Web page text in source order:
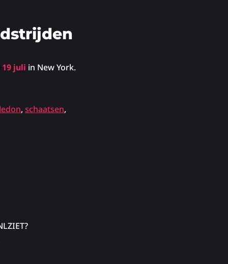
19 juli in New York.
, schaatsen,